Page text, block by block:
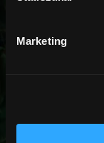
Marketing
Grand Tour